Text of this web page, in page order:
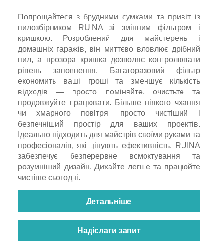
Попрощайтеся з брудними сумками та привіт із
пилозбірником RUINA зі змінним фільтром і
кришкою. Розроблений для майстерень і
домашніх гаражів, він миттєво вловлює дрібний
пил, а прозора кришка дозволяє контролювати
рівень заповнення. Багаторазовий фільтр
економить ваші гроші та зменшує кількість
відходів — просто поміняйте, очистьте та
продовжуйте працювати. Більше ніякого чхання
чи хмарного повітря, просто чистіший і
безпечніший простір для ваших проектів.
Ідеально підходить для майстрів своїми руками та
професіоналів, які цінують ефективність. RUINA
забезпечує безперервне всмоктування та
розумніший дизайн. Дихайте легше та працюйте
чистіше сьогодні.
Детальніше
Надіслати запит